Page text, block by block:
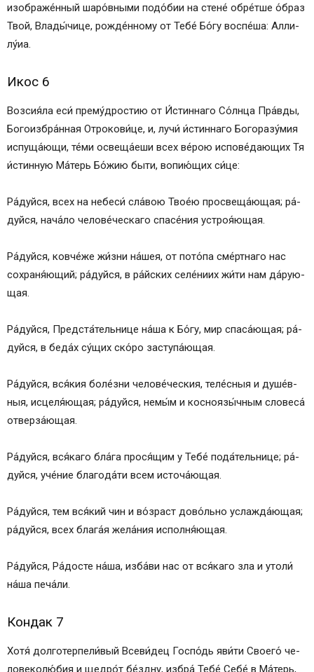
изображе́нный шаро́вными подо́бии на стене́ обре́тше о́б­раз
Твой, Вла­ды́­чи­це, рожде́нному от Те­бе́ Бо́­гу воспе́ша: Алли­
лу́иа.
Икос 6
Возсия́ла еси́ прему́дростию от И́с­тин­на­го Со́лн­ца Пра́в­ды,
Бо­го­из­бра́н­ная От­ро­ко­ви́­це, и, лучи́ и́с­тин­на­го Богоразу́мия
испуща́ющи, те́ми освеща́еши всех ве́­рою ис­по­ве́­даю­щих Тя
и́стинную Ма́­терь Бо́­жию бы­ти, во­пию́­щих си́­це:
Ра́­дуй­ся, всех на не­бе­си́ сла́­вою Твое́ю про­све­ща́ю­щая; ра́­
дуй­ся, на­ча́­ло че­ло­ве́­чес­ка­го спа­се́­ния устроя́ющая.
Ра́­дуй­ся, ковче́же жи́з­ни на́шея, от по­то́­па сме́ртнаго нас
сохраня́ющий; ра́­дуй­ся, в ра́йс­ких селе́ниих жи́ти нам да́­рую­
щая.
Ра́­дуй­ся, Предста́тельнице на́­ша к Бо́­гу, мир спа­са́ю­щая; ра́­
дуй­ся, в бе­да́х су́­щих ско́ро заступа́ющая.
Ра́­дуй­ся, вся́­кия бо­ле́з­ни челове́ческия, те­ле́с­ныя и ду­ше́в­
ныя, исцеля́ющая; ра́­дуй­ся, немы́м и косноязы́чным словеса́
отверза́ющая.
Ра́­дуй­ся, вся́­ка­го бла́га про­ся́­щим у Те­бе́ пода́тельнице; ра́­
дуй­ся, уче́ние бла­го­да́­ти всем ис­то­ча́ю­щая.
Ра́­дуй­ся, тем вся́кий чин и во́зраст дово́льно услажда́ющая;
ра́­дуй­ся, всех бла­га́я жела́ния исполня́ющая.
Ра́­дуй­ся, Ра́­дос­те на́­ша, из­ба́­ви нас от вся́­ка­го зла и утоли́
на́­ша пе­ча́­ли.
Кондак 7
Хо­тя́ дол­го­тер­пе­ли́­вый Всеви́дец Гос­по́дь яви́­ти Сво­его́ че­
ло­ве­ко­лю́­бия и щед­ро́т бе́зд­ну, избра́ Те­бе́ Се­бе́ в Ма́­терь,